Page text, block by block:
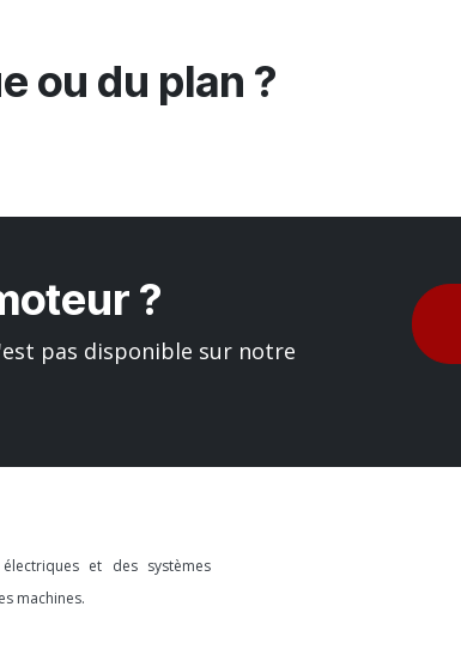
ou du plan ?
?
pas disponible sur notre
et des systèmes
machines.